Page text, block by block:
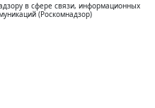
в сфере связи, информационных
(Роскомнадзор)